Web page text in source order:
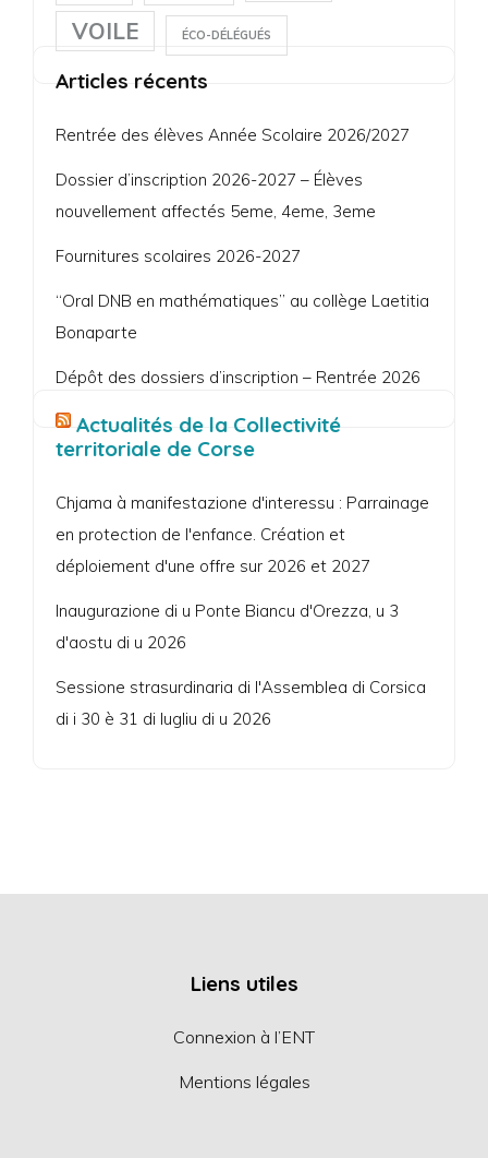
VOILE ÉCO-DÉLÉGUÉS
Articles récents
Rentrée des élèves Année Scolaire 2026/2027
Dossier d’inscription 2026-2027 – Élèves
nouvellement affectés 5eme, 4eme, 3eme
Fournitures scolaires 2026-2027
“Oral DNB en mathématiques” au collège Laetitia
Bonaparte
Dépôt des dossiers d’inscription – Rentrée 2026
Actualités de la Collectivité
territoriale de Corse
Chjama à manifestazione d'interessu : Parrainage
en protection de l'enfance. Création et
déploiement d'une offre sur 2026 et 2027
Inaugurazione di u Ponte Biancu d'Orezza, u 3
d'aostu di u 2026
Sessione strasurdinaria di l'Assemblea di Corsica
di i 30 è 31 di lugliu di u 2026
Liens utiles
Connexion à l’ENT
Mentions légales